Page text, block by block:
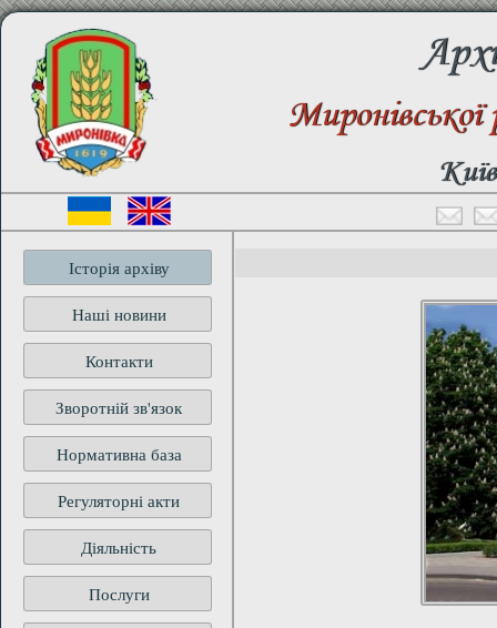
Миронівської
Історія архіву
Наші новини
Контакти
Зворотній зв'язок
Нормативна база
Регуляторні акти
Діяльність
Послуги